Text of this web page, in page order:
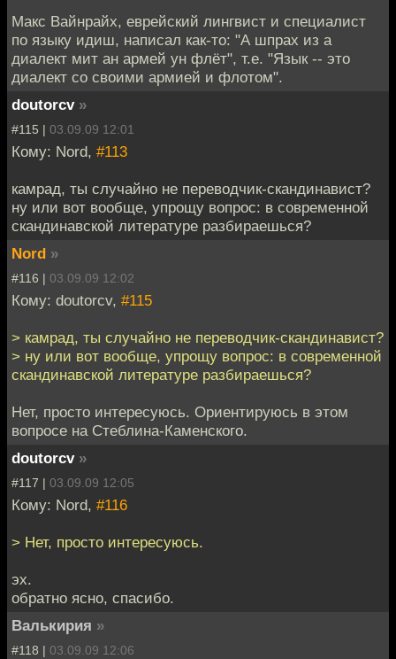
Макс Вайнрайх, еврейский лингвист и специалист
по языку идиш, написал как-то: "А шпрах из а
диалект мит ан армей ун флёт", т.е. "Язык -- это
диалект со своими армией и флотом".
doutorcv »
#115 | 03.09.09 12:01
Кому: Nord, #113
камрад, ты случайно не переводчик-скандинавист?
ну или вот вообще, упрощу вопрос: в современной
скандинавской литературе разбираешься?
Nord »
#116 | 03.09.09 12:02
Кому: doutorcv, #115
> камрад, ты случайно не переводчик-скандинавист?
> ну или вот вообще, упрощу вопрос: в современной
скандинавской литературе разбираешься?
Нет, просто интересуюсь. Ориентируюсь в этом
вопросе на Стеблина-Каменского.
doutorcv »
#117 | 03.09.09 12:05
Кому: Nord, #116
> Нет, просто интересуюсь.
эх.
обратно ясно, спасибо.
Валькирия »
#118 | 03.09.09 12:06